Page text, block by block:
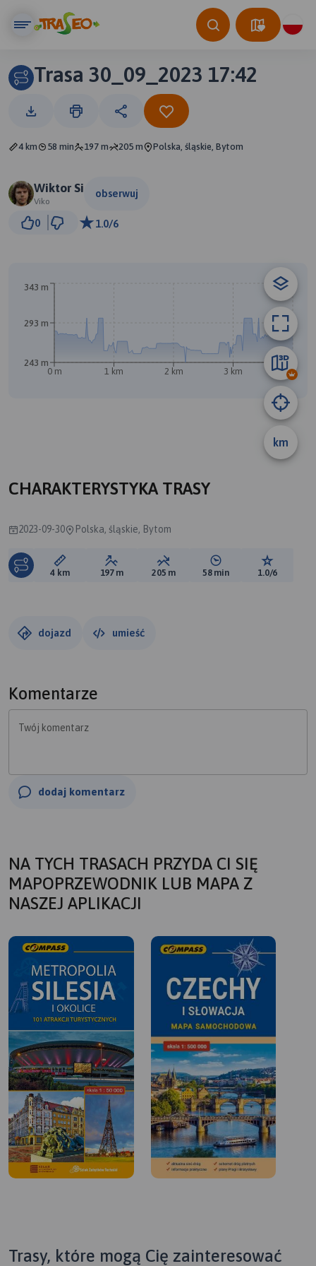
Trasa 30_09_2023 17:42
4 km 58 min 197 m 205 m Polska, śląskie, Bytom
Wiktor Si
Viko
obserwuj
0 1.0/6
km
0 m 1 km 2 km 3 km 4 km
243 m
293 m
343 m
CHARAKTERYSTYKA TRASY
2023-09-30 Polska, śląskie, Bytom
Długość trasy:
4 km Suma przewyższeń:
197 m Suma spadków:
205 m Średni czas potrzebny
58 min Ocena
1.0/6
dojazd umieść
Komentarze
Twój komentarz
dodaj komentarz
NA TYCH TRASACH PRZYDA CI SIĘ
MAPOPRZEWODNIK LUB MAPA Z
NASZEJ APLIKACJI
Trasy, które mogą Cię zainteresować